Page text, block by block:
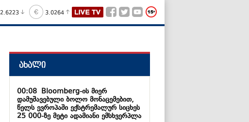
2.6223 3.0264
ახალი
00:08Bloomberg-ის მიერ
დამუშავებული ბოლო მონაცემებით,
წელს ევროპაში ექსტრემალურ სიცხეს
25 000-ზე მეტი ადამიანი ემსხვერპლა